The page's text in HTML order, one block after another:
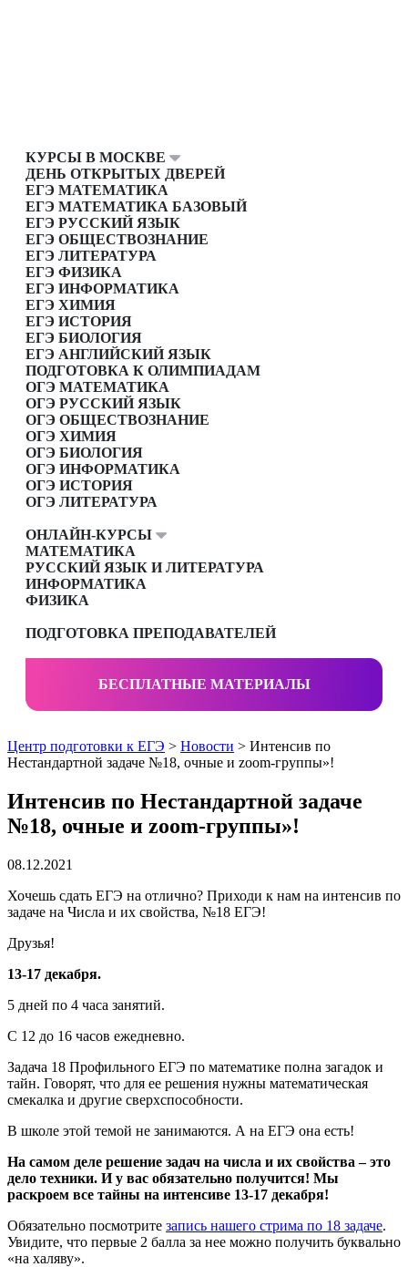
КУРСЫ В МОСКВЕ
ДЕНЬ ОТКРЫТЫХ ДВЕРЕЙ
ЕГЭ МАТЕМАТИКА
ЕГЭ МАТЕМАТИКА БАЗОВЫЙ
ЕГЭ РУССКИЙ ЯЗЫК
ЕГЭ ОБЩЕСТВОЗНАНИЕ
ЕГЭ ЛИТЕРАТУРА
ЕГЭ ФИЗИКА
ЕГЭ ИНФОРМАТИКА
ЕГЭ ХИМИЯ
ЕГЭ ИСТОРИЯ
ЕГЭ БИОЛОГИЯ
ЕГЭ АНГЛИЙСКИЙ ЯЗЫК
ПОДГОТОВКА К ОЛИМПИАДАМ
ОГЭ МАТЕМАТИКА
ОГЭ РУССКИЙ ЯЗЫК
ОГЭ ОБЩЕСТВОЗНАНИЕ
ОГЭ ХИМИЯ
ОГЭ БИОЛОГИЯ
ОГЭ ИНФОРМАТИКА
ОГЭ ИСТОРИЯ
ОГЭ ЛИТЕРАТУРА
ОНЛАЙН-КУРСЫ
МАТЕМАТИКА
РУССКИЙ ЯЗЫК И ЛИТЕРАТУРА
ИНФОРМАТИКА
ФИЗИКА
ПОДГОТОВКА ПРЕПОДАВАТЕЛЕЙ
БЕСПЛАТНЫЕ МАТЕРИАЛЫ
Центр подготовки к ЕГЭ > Новости > Интенсив по
Нестандартной задаче №18, очные и zoom-группы»!
Интенсив по Нестандартной задаче
№18, очные и zoom-группы»!
08.12.2021
Хочешь сдать ЕГЭ на отлично? Приходи к нам на интенсив по
задаче на Числа и их свойства, №18 ЕГЭ!
Друзья!
13-17 декабря.
5 дней по 4 часа занятий.
С 12 до 16 часов ежедневно.
Задача 18 Профильного ЕГЭ по математике полна загадок и
тайн. Говорят, что для ее решения нужны математическая
смекалка и другие сверхспособности.
В школе этой темой не занимаются. А на ЕГЭ она есть!
На самом деле решение задач на числа и их свойства – это
дело техники. И у вас обязательно получится! Мы
раскроем все тайны на интенсиве 13-17 декабря!
Обязательно посмотрите запись нашего стрима по 18 задаче.
Увидите, что первые 2 балла за нее можно получить буквально
«на халяву».